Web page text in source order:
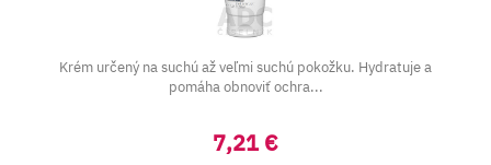
Krém určený na suchú až veľmi suchú pokožku. Hydratuje a
pomáha obnoviť ochra...
7,21 €